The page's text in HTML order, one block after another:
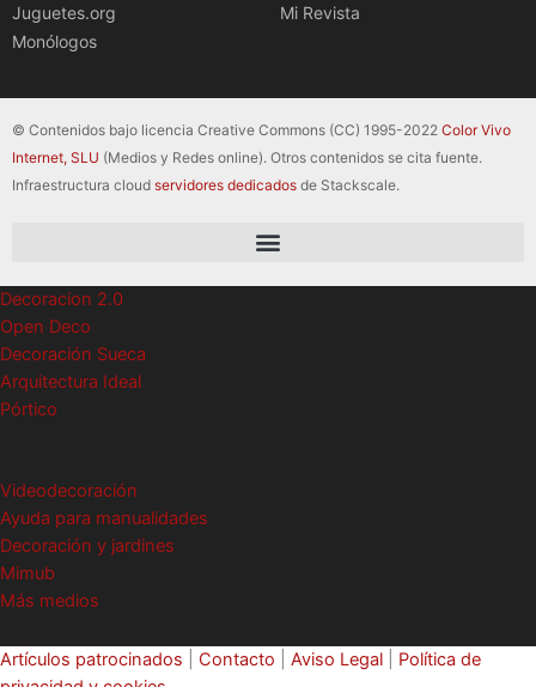
Juguetes.org
Monólogos
Mi Revista
© Contenidos bajo licencia Creative Commons (CC) 1995-2022 Color Vivo
Internet, SLU (Medios y Redes online). Otros contenidos se cita fuente.
Infraestructura cloud servidores dedicados de Stackscale.
Decoracion 2.0
Open Deco
Decoración Sueca
Arquitectura Ideal
Pórtico
Videodecoración
Ayuda para manualidades
Decoración y jardines
Mimub
Más medios
Artículos patrocinados Contacto Aviso Legal
Política de